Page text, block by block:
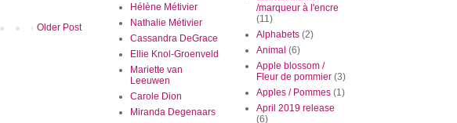
Older Post
Hélène Métivier
Nathalie Métivier
Cassandra DeGrace
Ellie Knol-Groenveld
Mariette van
Leeuwen
Carole Dion
Miranda Degenaars
/marqueur à l'encre
(11)
Alphabets (2)
Animal (6)
Apple blossom /
Fleur de pommier (3)
Apples / Pommes (1)
April 2019 release
(6)